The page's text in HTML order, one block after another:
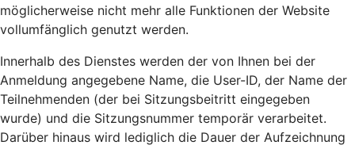
möglicherweise nicht mehr alle Funktionen der Website
vollumfänglich genutzt werden.
Innerhalb des Dienstes werden der von Ihnen bei der
Anmeldung angegebene Name, die User-ID, der Name der
Teilnehmenden (der bei Sitzungsbeitritt eingegeben
wurde) und die Sitzungsnummer temporär verarbeitet.
Darüber hinaus wird lediglich die Dauer der Aufzeichnung